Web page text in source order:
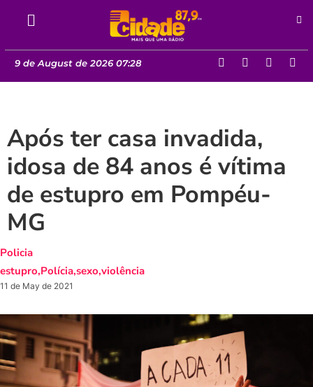
9 de August de 2026 07:28
Após ter casa invadida,
idosa de 84 anos é vítima
de estupro em Pompéu-
MG
Policia
estupro,Polícia,sexo,violência
11 de May de 2021